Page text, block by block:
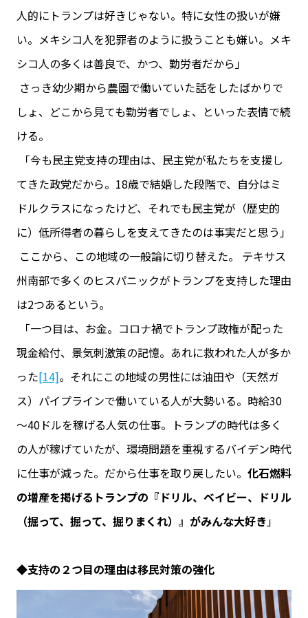
人的にトランプは好きじゃない。特に女性の扱いが嫌
い。メキシコ人を犯罪者のように扱うことも嫌い。メキ
シコ人の多くは善良で、かつ、勤労者だから」
さっき幼少期から農園で働いていた話をしたばかりで
しょ、どこから見ても勤労者でしょ、といった表情で続
ける。
「今も民主党支持の理由は、民主党が私たちを支援し
てきた政党だから。18歳で結婚した段階で、自分はミ
ドルクラスになったけど、それでも民主党が（歴史的
に）低所得者の暮らしを支えてきたのは事実だと思う」
ここから、この地域の一般論に切り替えた。 テキサス
州南部で多くのヒスパニックがトランプを支持した理由
は2つあるという。
「一つ目は、お金。コロナ禍でトランプ政権が配った
現金給付、景気刺激策の記憶。あれに救われた人が多か
った[14]。それにこの地域の男性には油田や（天然ガ
ス）パイプラインで働いている人が大勢いる。時給30
～40ドルを稼げる人気の仕事。トランプの時代は多く
の人が稼げていたが、環境問題を重視するバイデン時代
に仕事が減った。だから仕事を取り戻したい。 化石燃料
の増産を掲げるトランプの『ドリル、ベイビー、ドリル
（掘って、掘って、掘りまくれ）』がみんな大好き」
◆支持の２つ目の理由は移民対策の強化